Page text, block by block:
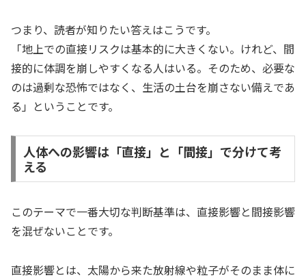
つまり、読者が知りたい答えはこうです。
「地上での直接リスクは基本的に大きくない。けれど、間
接的に体調を崩しやすくなる人はいる。そのため、必要な
のは過剰な恐怖ではなく、生活の土台を崩さない備えであ
る」ということです。
人体への影響は「直接」と「間接」で分けて考
える
このテーマで一番大切な判断基準は、直接影響と間接影響
を混ぜないことです。
直接影響とは、太陽から来た放射線や粒子がそのまま体に